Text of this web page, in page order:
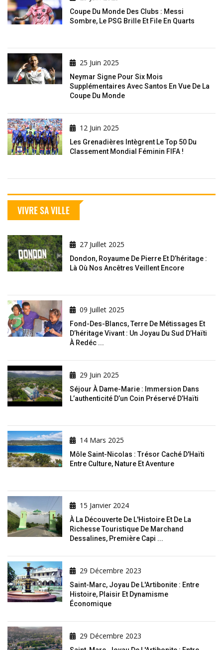
Coupe Du Monde Des Clubs : Messi
Sombre, Le PSG Brille Et File En Quarts
25 Juin 2025
Neymar Signe Pour Six Mois
Supplémentaires Avec Santos En Vue De La
Coupe Du Monde
12 Juin 2025
Les Grenadières Intègrent Le Top 50 Du
Classement Mondial Féminin FIFA !
VIVRE SA VILLE
27 Juillet 2025
Dondon, Royaume De Pierre Et D’héritage :
Là Où Nos Ancêtres Veillent Encore
09 Juillet 2025
Fond-Des-Blancs, Terre De Métissages Et
D’héritage Vivant : Un Joyau Du Sud D’Haïti
À Redéc ...
29 Juin 2025
Séjour À Dame-Marie : Immersion Dans
L’authenticité D’un Coin Préservé D’Haïti
14 Mars 2025
Môle Saint-Nicolas : Trésor Caché D'Haïti
Entre Culture, Nature Et Aventure
15 Janvier 2024
À La Découverte De L'Histoire Et De La
Richesse Touristique De Marchand
Dessalines, Première Capi ...
29 Décembre 2023
Saint-Marc, Joyau De L'Artibonite : Entre
Histoire, Plaisir Et Dynamisme
Économique
29 Décembre 2023